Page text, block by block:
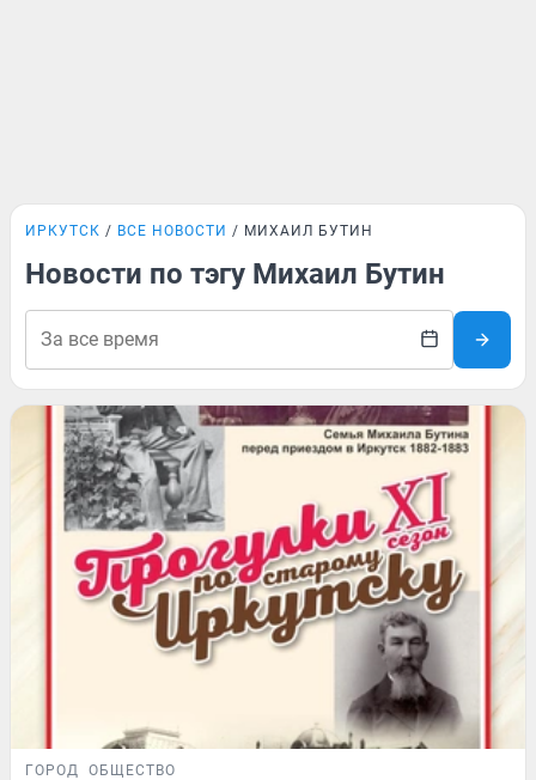
ИРКУТСК ВСЕ НОВОСТИ МИХАИЛ БУТИН
Новости по тэгу Михаил Бутин
ГОРОД ОБЩЕСТВО